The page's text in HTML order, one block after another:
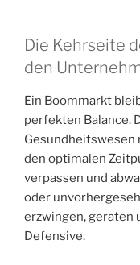
Die Kehrseite
den
Ein Boommarkt
perfekten Balance.
Gesundheitswesen
den optimalen
verpassen und
oder
erzwingen, geraten
Defensive.